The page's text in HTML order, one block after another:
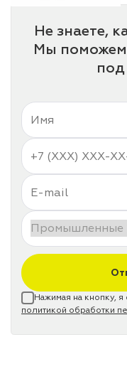
Не знаете,
Мы поможем
под
Нажимая на кнопку,
политикой обработки